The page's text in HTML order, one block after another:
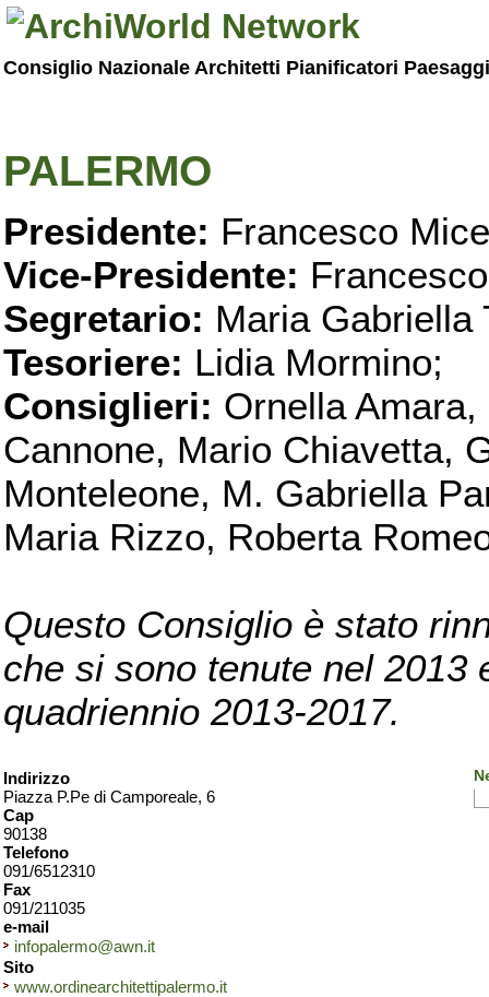
Consiglio Nazionale Architetti Pianificatori
PALERMO
Presidente: Francesco
Vice-Presidente:
Segretario: Maria Gabriella
Tesoriere: Lidia Mormino;
Consiglieri: Ornella
Cannone, Mario Chiavetta,
Monteleone, M. Gabriella
Maria Rizzo, Roberta
Questo Consiglio è stato
che si sono tenute nel 2013
quadriennio 2013-2017.
Indirizzo
Piazza P.Pe di Camporeale, 6
Cap
90138
Telefono
091/6512310
Fax
091/211035
e-mail
infopalermo@awn.it
Sito
www.ordinearchitettipalermo.it